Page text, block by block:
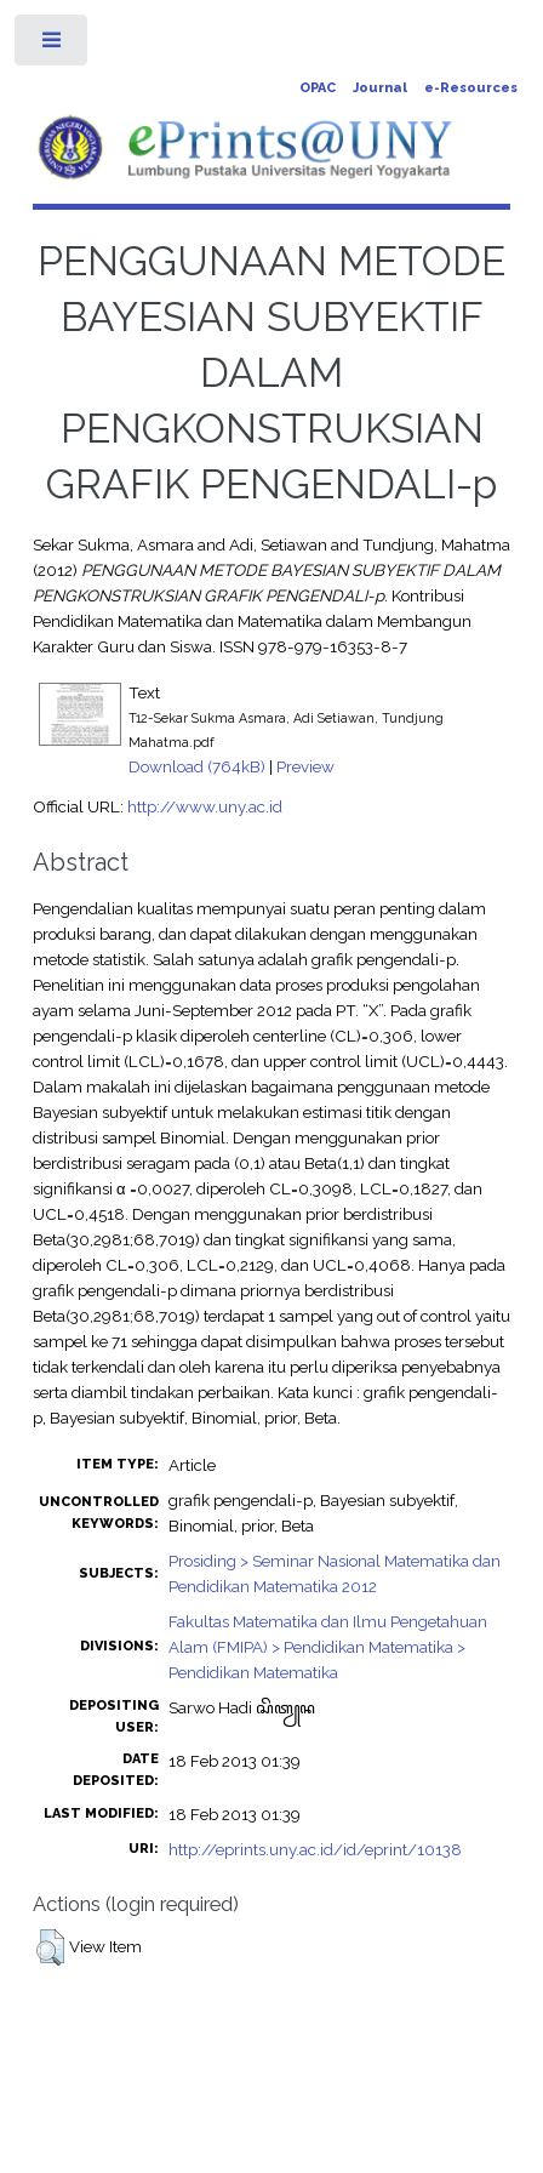
OPAC Journal e-Resources
PENGGUNAAN METODE
BAYESIAN SUBYEKTIF
DALAM
PENGKONSTRUKSIAN
GRAFIK PENGENDALI-p
Sekar Sukma, AsmaraandAdi, Setiawan andTundjung, Mahatma
(2012) PENGGUNAAN METODE BAYESIAN SUBYEKTIF DALAM
PENGKONSTRUKSIAN GRAFIK PENGENDALI-p. Kontribusi
Pendidikan Matematika dan Matematika dalam Membangun
Karakter Guru dan Siswa. ISSN 978-979-16353-8-7
Text
T12-Sekar Sukma Asmara, Adi Setiawan, Tundjung
Mahatma.pdf
Download (764kB) | Preview
Official URL: http://www.uny.ac.id
Abstract
Pengendalian kualitas mempunyai suatu peran penting dalam
produksi barang, dan dapat dilakukan dengan menggunakan
metode statistik. Salah satunya adalah grafik pengendali-p.
Penelitian ini menggunakan data proses produksi pengolahan
ayam selama Juni-September 2012 pada PT. “X”. Pada grafik
pengendali-p klasik diperoleh centerline (CL)=0,306, lower
control limit (LCL)=0,1678, dan upper control limit (UCL)=0,4443.
Dalam makalah ini dijelaskan bagaimana penggunaan metode
Bayesian subyektif untuk melakukan estimasi titik dengan
distribusi sampel Binomial. Dengan menggunakan prior
berdistribusi seragam pada (0,1) atau Beta(1,1) dan tingkat
signifikansi α =0,0027, diperoleh CL=0,3098, LCL=0,1827, dan
UCL=0,4518. Dengan menggunakan prior berdistribusi
Beta(30,2981;68,7019) dan tingkat signifikansi yang sama,
diperoleh CL=0,306, LCL=0,2129, dan UCL=0,4068. Hanya pada
grafik pengendali-p dimana priornya berdistribusi
Beta(30,2981;68,7019) terdapat 1 sampel yang out of control yaitu
sampel ke 71 sehingga dapat disimpulkan bahwa proses tersebut
tidak terkendali dan oleh karena itu perlu diperiksa penyebabnya
serta diambil tindakan perbaikan. Kata kunci : grafik pengendali-
p, Bayesian subyektif, Binomial, prior, Beta.
ITEM TYPE: Article
UNCONTROLLED
KEYWORDS:
grafik pengendali-p, Bayesian subyektif,
Binomial, prior, Beta
SUBJECTS:
Prosiding > Seminar Nasional Matematika dan
Pendidikan Matematika 2012
DIVISIONS:
Fakultas Matematika dan Ilmu Pengetahuan
Alam (FMIPA) > Pendidikan Matematika >
Pendidikan Matematika
DEPOSITING
USER:
Sarwo Hadi ꦱꦼꦠꦾꦤ
DATE
DEPOSITED:
18 Feb 2013 01:39
LAST MODIFIED: 18 Feb 2013 01:39
URI: http://eprints.uny.ac.id/id/eprint/10138
Actions (login required)
View Item